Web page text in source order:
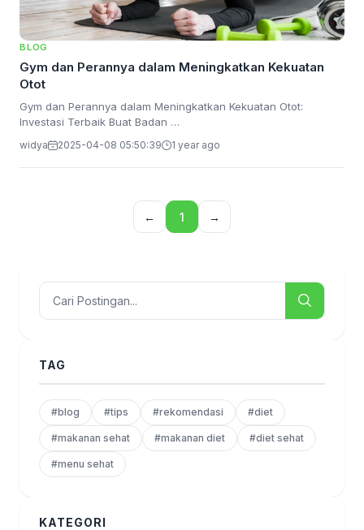
BLOG
Gym dan Perannya dalam Meningkatkan Kekuatan
Otot
Gym dan Perannya dalam Meningkatkan Kekuatan Otot:
Investasi Terbaik Buat Badan …
widya 2025-04-08 05:50:39 1 year ago
← 1 →
TAG
#blog #tips #rekomendasi #diet
#makanan sehat #makanan diet #diet sehat
#menu sehat
KATEGORI